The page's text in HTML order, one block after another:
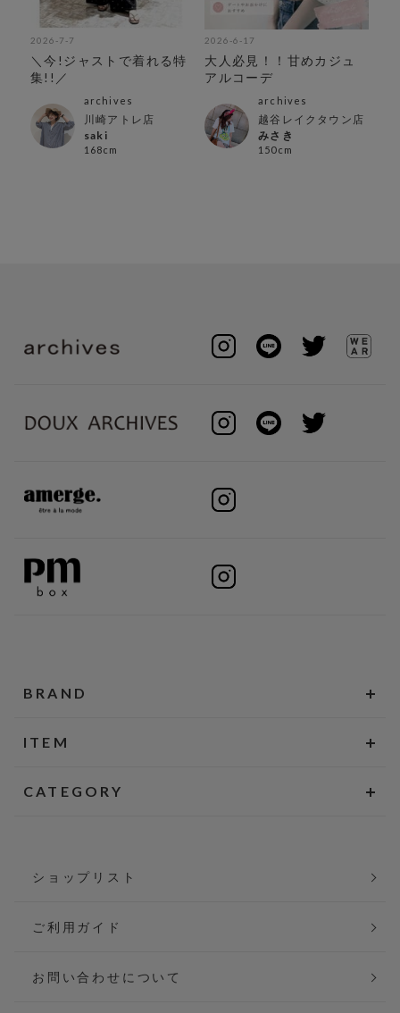
2026-7-7
＼今!ジャストで着れる特
集!!／
archives
川崎アトレ店
saki
168cm
2026-6-17
大人必見！！甘めカジュ
アルコーデ
archives
越谷レイクタウン店
みさき
150cm
BRAND
ITEM
CATEGORY
ショップリスト
ご利用ガイド
お問い合わせについて